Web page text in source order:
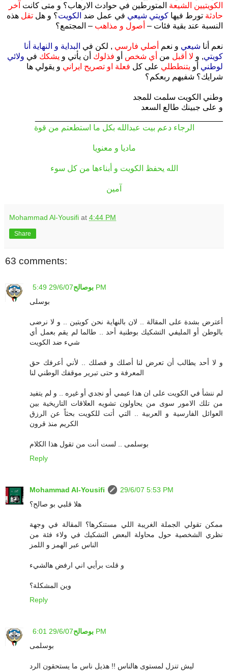
الكويتيين الشيعة المتورطين في حوادث الارهاب؟ و متى كانت آخر
حادثة تورط فيها كويتي شيعي في عمل ضد الكويت؟ و هل تقل هذه
النسبة عند بقية فئات – أصول و مذاهب – المجتمع؟
نعم أنا شيعي و نعم أصلي فارسي , لكن في البداية و النهاية أنا
كويتي, و لا أقبل من أي شخص أو فذلوك أن يأتي و يشكك في ولائي
لوطني أو يتنططلي على كل فعلة او تصريح ايراني و يقولي ها
شرايك؟ شفيهم ربعكم؟
وطني الكويت سلمت للمجد
و على جبينك طالع السعد
الرجاء دعم بيت عبدالله بكل ما استطعتم من قوة
ماديا و معنويا
الله يحفظ الكويت و أبناءها من كل سوء
آمين
Mohammad Al-Yousifi at 4:44 PM
Share
63 comments:
بوصالح 29/6/07 5:49 PM
بوسلى
أعترض بشدة على المقالة .. لان بالنهاية نحن كويتين .. و لا نرضى
بالوطن أو المليفي التشكيك بوطنية أحد .. طالما لم يقم بعمل أي
شيء ضد الكويت
و لا أحد يطالب أن تعرض لنا أصلك و فصلك .. لأني أعرفك حق
المعرفة و حتى تبرير موقفك الوطني لنا
لم ننشأ في الكويت على ان هذا عيمي أو نجدي أو غيره .. و لم يتفيد
من تلك الامور سوى من يحاولون تشويه العلاقات التاريخية بين
العوائل الفارسية و العربية .. التي أتت للكويت بحثاً عن الرزق
الكريم منذ قرون
بوسلمى .. لست أنت من تقول هذا الكلام
Reply
Mohammad Al-Yousifi
29/6/07 5:53 PM
هلا قلبي بو صالح؟
ممكن تقولي الجملة الغريبة اللي مستنكرها؟ المقالة في وجهة
نظري الشخصية حول محاولة البعض التشكيك في ولاء فئة من
الناس عبر الهمز و اللمز
و قلت برأيي اني ارفض هالشيء
وين المشكلة؟
Reply
بوصالح 29/6/07 6:01 PM
بوسلمى
ليش تنزل لمستوى هالناس !! هذيل ناس ما يستحقون الرد